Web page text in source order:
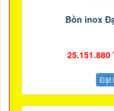
Bồn inox
25.151.880
Đặt